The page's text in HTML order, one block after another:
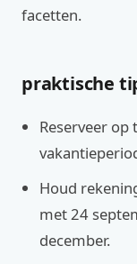
facetten.
praktische
Reserveer op
Houd
met 24
december.